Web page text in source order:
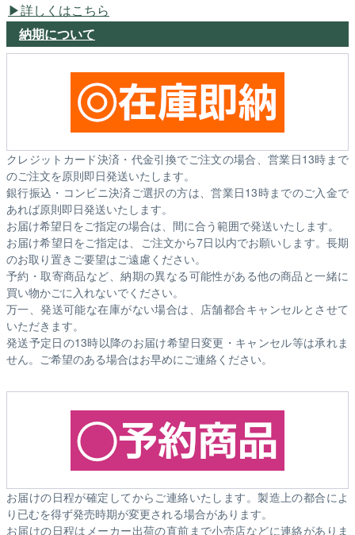
詳しくはこちら
納期について
クレジットカード決済・代金引換でご注文の場合、営業日13時まで
のご注文を原則即日発送いたします。
銀行振込・コンビニ決済ご選択の方は、営業日13時までのご入金で
あれば原則即日発送いたします。
お届け希望日をご指定の場合は、間に合う範囲で発送いたします。
お届け希望日をご指定は、ご注文から7日以内でお願いします。長期
のお取り置きご要望はご遠慮ください。
予約・取寄商品など、納期の異なる可能性がある他の商品と一緒に
買い物かごに入れないでください。
万一、発送可能な在庫がない場合は、店舗都合キャンセルとさせて
いただきます。
発送予定日の13時以降のお届け希望日変更・キャンセル等は承れま
せん。ご希望のある場合はお早めにご連絡ください。
お届けの日程が確定してからご連絡いたします。製造上の都合によ
り已むを得ず発売時期が変更される場合があります。
お届けの日程はメーカー出荷の直前まで小売店などに連絡がありま